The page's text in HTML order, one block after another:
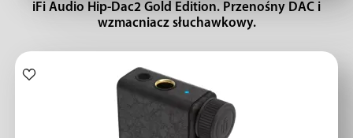
iFi Audio Hip-Dac2 Gold Edition. Przenośny DAC i
wzmacniacz słuchawkowy.